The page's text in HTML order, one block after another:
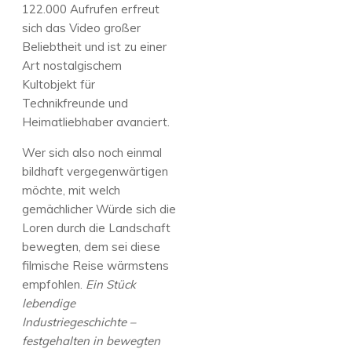
122.000 Aufrufen erfreut
sich das Video großer
Beliebtheit und ist zu einer
Art nostalgischem
Kultobjekt für
Technikfreunde und
Heimatliebhaber avanciert.
Wer sich also noch einmal
bildhaft vergegenwärtigen
möchte, mit welch
gemächlicher Würde sich die
Loren durch die Landschaft
bewegten, dem sei diese
filmische Reise wärmstens
empfohlen. Ein Stück
lebendige
Industriegeschichte –
festgehalten in bewegten